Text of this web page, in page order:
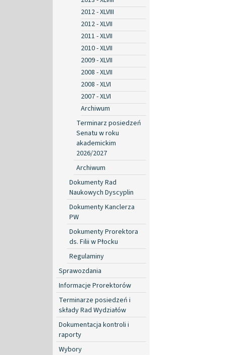
2012 - XLVIII
2012 - XLVII
2011 - XLVII
2010 - XLVII
2009 - XLVII
2008 - XLVII
2008 - XLVI
2007 - XLVI
Archiwum
Terminarz posiedzeń
Senatu w roku
akademickim
2026/2027
Archiwum
Dokumenty Rad
Naukowych Dyscyplin
Dokumenty Kanclerza
PW
Dokumenty Prorektora
ds. Filii w Płocku
Regulaminy
Sprawozdania
Informacje Prorektorów
Terminarze posiedzeń i
składy Rad Wydziałów
Dokumentacja kontroli i
raporty
Wybory